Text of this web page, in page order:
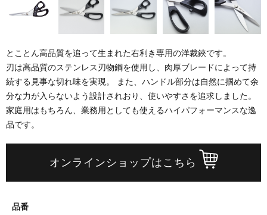
とことん高品質を追って生まれた右利き専用の洋裁鋏です。
刃は高品質のステンレス刃物鋼を使用し、肉厚ブレードによって持
続する見事な切れ味を実現。 また、ハンドル部分は自然に掴めて余
分な力が入らないよう設計されおり、使いやすさを追求しました。
家庭用はもちろん、業務用としても使えるハイパフォーマンスな逸
品です。
オンラインショップはこちら
品番